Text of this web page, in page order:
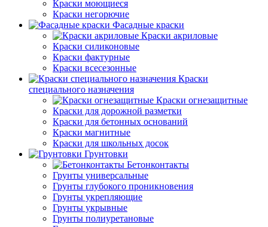
Краски моющиеся
Краски негорючие
Фасадные краски
Краски акриловые
Краски силиконовые
Краски фактурные
Краски всесезонные
Краски
специального назначения
Краски огнезащитные
Краски для дорожной разметки
Краски для бетонных оснований
Краски магнитные
Краски для школьных досок
Грунтовки
Бетонконтакты
Грунты универсальные
Грунты глубокого проникновения
Грунты укрепляющие
Грунты укрывные
Грунты полиуретановые